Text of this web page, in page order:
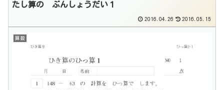
たし算の ぶんしょうだい１
2016.04.26 2016.05.15
算数